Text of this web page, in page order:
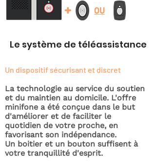
+ OU
Le système de téléassistance
Un dispositif sécurisant et discret
La technologie au service du soutien
et du maintien au domicile. L'offre
minifone a été conçue dans le but
d'améliorer et de faciliter le
quotidien de votre proche, en
favorisant son indépendance.
Un boitier et un bouton suffisent à
votre tranquillité d'esprit.